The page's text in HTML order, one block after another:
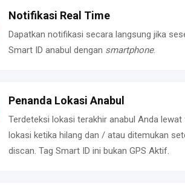
Notifikasi Real Time
Dapatkan notifikasi secara langsung jika
Smart ID anabul dengan smartphone.
Penanda Lokasi Anabul
Terdeteksi lokasi terakhir anabul Anda
lokasi ketika hilang dan / atau ditemukan
discan. Tag Smart ID ini bukan GPS Aktif.